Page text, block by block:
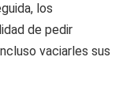
los
de pedir
vaciarles sus